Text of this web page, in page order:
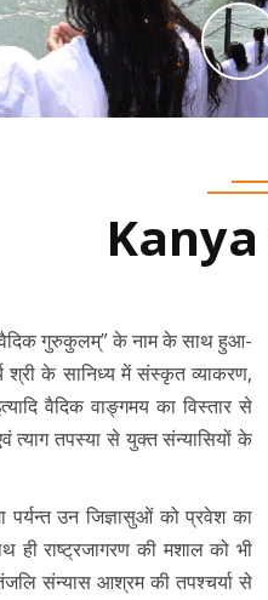
गुरुकुलम्” के नाम के साथ हुआ-
श्री के सानिध्य में संस्कृत व्याकरण,
वैदिक वाङ्गमय का विस्तार से
त्याग तपस्या से युक्त संन्यासियों के
पर्यन्त उन जिज्ञासुओं को प्रवेश का
राष्ट्रजागरण की मशाल को भी
संन्यास आश्रम की तपश्चर्या से